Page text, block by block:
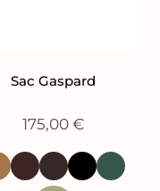
Sac Gaspard
175,00€